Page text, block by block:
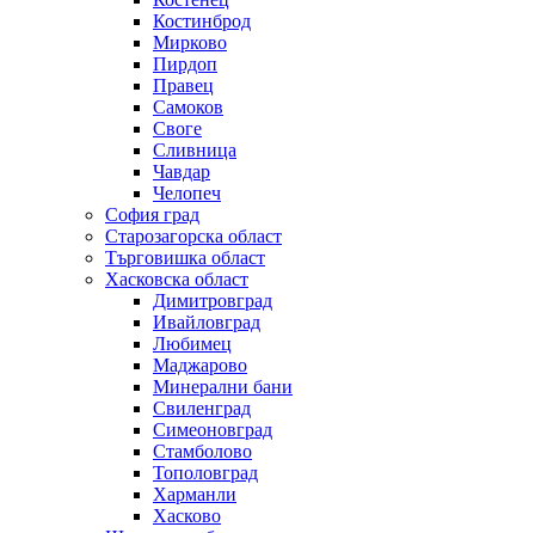
Костинброд
Мирково
Пирдоп
Правец
Самоков
Своге
Сливница
Чавдар
Челопеч
София град
Старозагорска област
Търговишка област
Хасковска област
Димитровград
Ивайловград
Любимец
Маджарово
Минерални бани
Свиленград
Симеоновград
Стамболово
Тополовград
Харманли
Хасково